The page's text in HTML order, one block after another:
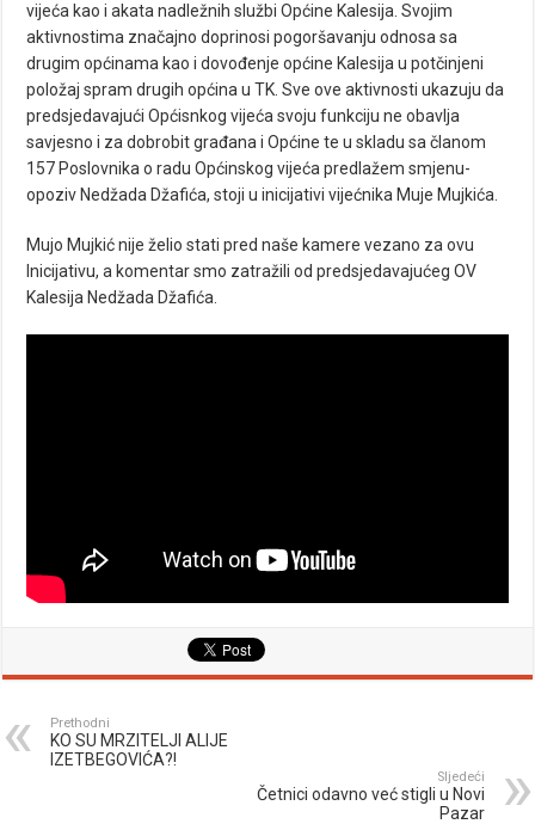
vijeća kao i akata nadležnih službi Općine Kalesija. Svojim
aktivnostima značajno doprinosi pogoršavanju odnosa sa
drugim općinama kao i dovođenje općine Kalesija u potčinjeni
položaj spram drugih općina u TK. Sve ove aktivnosti ukazuju da
predsjedavajući Općisnkog vijeća svoju funkciju ne obavlja
savjesno i za dobrobit građana i Općine te u skladu sa članom
157 Poslovnika o radu Općinskog vijeća predlažem smjenu-
opoziv Nedžada Džafića, stoji u inicijativi vijećnika Muje Mujkića.
Mujo Mujkić nije želio stati pred naše kamere vezano za ovu
Inicijativu, a komentar smo zatražili od predsjedavajućeg OV
Kalesija Nedžada Džafića.
Prethodni
KO SU MRZITELJI ALIJE
IZETBEGOVIĆA?!
Sljedeći
Četnici odavno već stigli u Novi
Pazar